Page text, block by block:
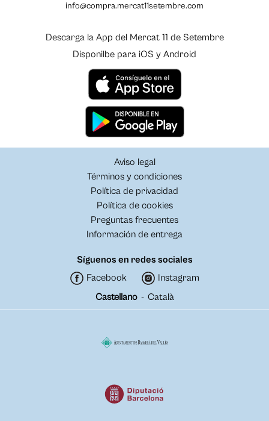
info@compra.mercat11setembre.com
Descarga la App del Mercat 11 de Setembre
Disponilbe para iOS y Android
Aviso legal
Términos y condiciones
Política de privacidad
Política de cookies
Preguntas frecuentes
Información de entrega
Síguenos en redes sociales
Facebook
Instagram
Castellano - Català